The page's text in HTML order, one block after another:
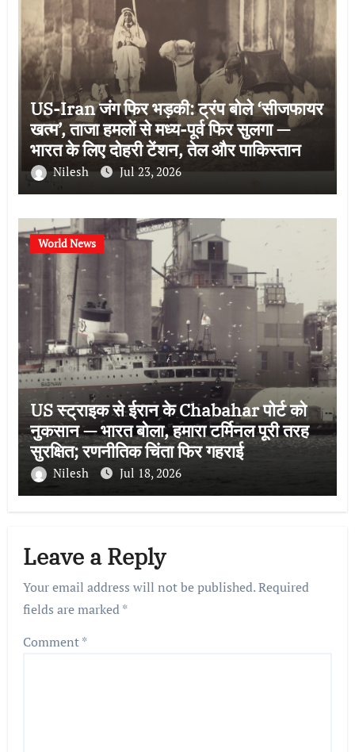
US-Iran जंग फिर भड़की: ट्रंप बोले ‘सीजफायर
खत्म’, ताजा हमलों से मध्य-पूर्व फिर सुलगा —
भारत के लिए दोहरी टेंशन, तेल और पाकिस्तान की
भूमिकाNilesh Jul 23, 2026
World News
US स्ट्राइक से ईरान के Chabahar पोर्ट को
नुकसान — भारत बोला, हमारा टर्मिनल पूरी तरह
सुरक्षित; रणनीतिक चिंता फिर गहराई
Nilesh Jul 18, 2026
Leave a Reply
Your email address will not be published.Required
fields are marked*
Comment*